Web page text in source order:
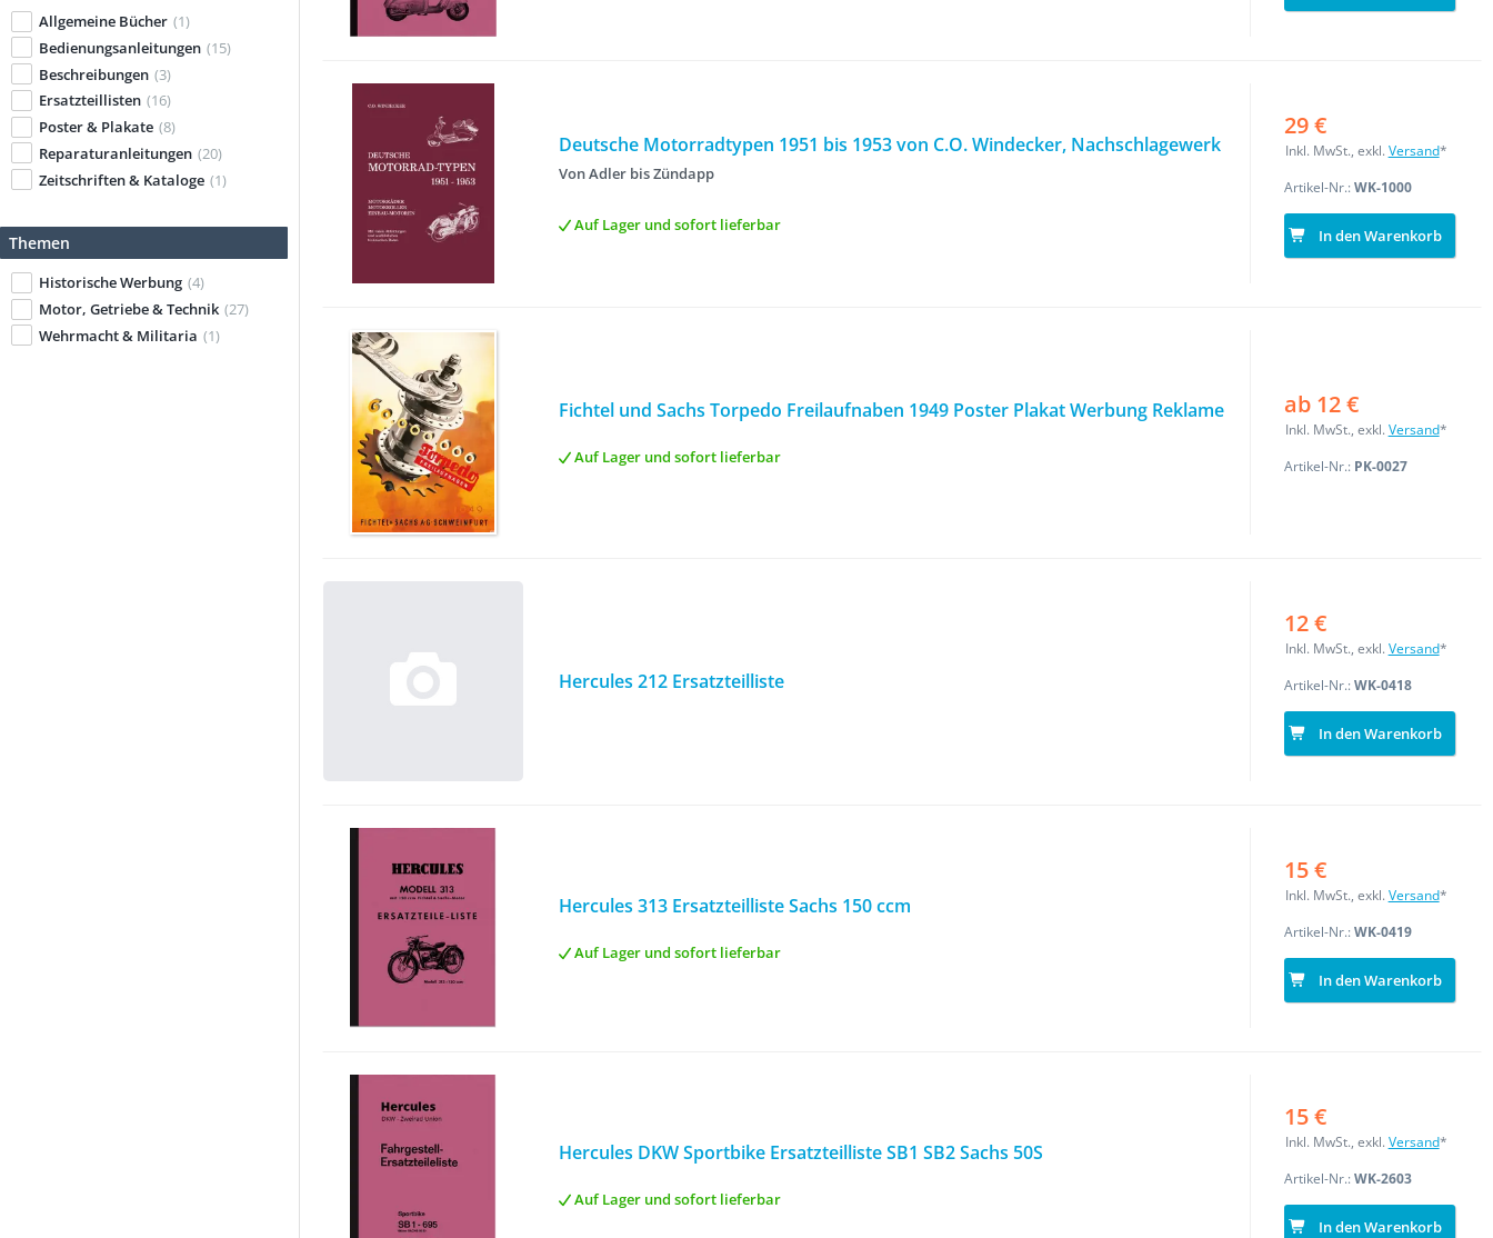
Allgemeine Bücher (1)
Bedienungsanleitungen (15)
Beschreibungen (3)
Ersatzteillisten (16)
Poster & Plakate (8)
Reparaturanleitungen (20)
Zeitschriften & Kataloge (1)
Themen
Historische Werbung (4)
Motor, Getriebe & Technik (27)
Wehrmacht & Militaria (1)
Deutsche Motorradtypen 1951 bis 1953 von C.O. Windecker, Nachschlagewerk
Von Adler bis Zündapp
Auf Lager und sofort lieferbar
29 €
Inkl. MwSt., exkl. Versand*
Artikel-Nr.:WK-1000
In den Warenkorb
Fichtel und Sachs Torpedo Freilaufnaben 1949 Poster Plakat Werbung Reklame
Auf Lager und sofort lieferbar
ab 12 €
Inkl. MwSt., exkl. Versand*
Artikel-Nr.: PK-0027
Hercules 212 Ersatzteilliste
12 €
Inkl. MwSt., exkl. Versand*
Artikel-Nr.:WK-0418
In den Warenkorb
Hercules 313 Ersatzteilliste Sachs 150 ccm
Auf Lager und sofort lieferbar
15 €
Inkl. MwSt., exkl. Versand*
Artikel-Nr.:WK-0419
In den Warenkorb
Hercules DKW Sportbike Ersatzteilliste SB1 SB2 Sachs 50S
Auf Lager und sofort lieferbar
15 €
Inkl. MwSt., exkl. Versand*
Artikel-Nr.:WK-2603
In den Warenkorb